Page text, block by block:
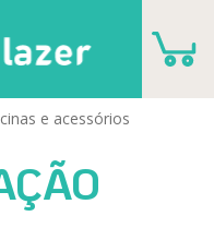
e acessórios